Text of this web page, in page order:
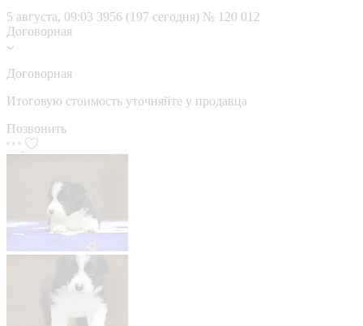
5 августа, 09:03 3956 (197 сегодня) № 120 012
Договорная
Договорная
Итоговую стоимость уточняйте у продавца
Позвонить